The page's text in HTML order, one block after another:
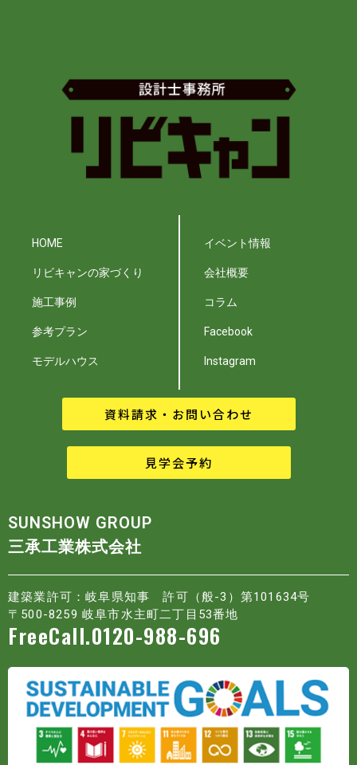
HOME
リビキャンの家づくり
施工事例
参考プラン
モデルハウス
イベント情報
会社概要
コラム
Facebook
Instagram
資料請求・お問い合わせ
見学会予約
SUNSHOW GROUP
三承工業株式会社
建築業許可：岐阜県知事 許可（般-3）第101634号
〒500-8259 岐阜市水主町二丁目53番地
FreeCall.0120-988-696